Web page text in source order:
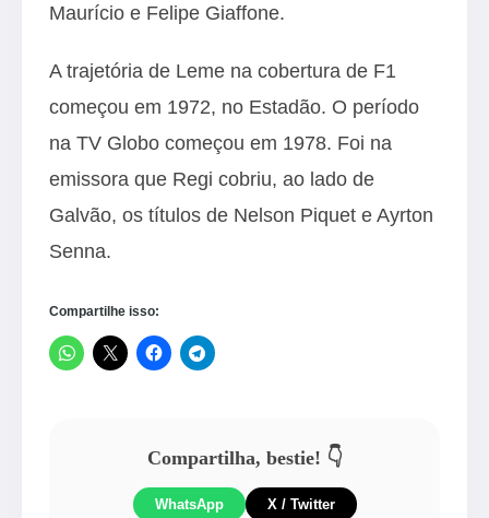
Maurício e Felipe Giaffone.
A trajetória de Leme na cobertura de F1
começou em 1972, no Estadão. O período
na TV Globo começou em 1978. Foi na
emissora que Regi cobriu, ao lado de
Galvão, os títulos de Nelson Piquet e Ayrton
Senna.
Compartilhe isso:
Compartilha, bestie! 👇
WhatsApp X / Twitter